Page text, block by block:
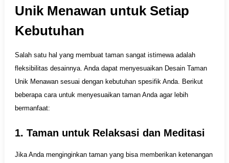
Unik Menawan untuk Setiap
Kebutuhan
Salah satu hal yang membuat taman sangat istimewa adalah
fleksibilitas desainnya. Anda dapat menyesuaikan Desain Taman
Unik Menawan sesuai dengan kebutuhan spesifik Anda. Berikut
beberapa cara untuk menyesuaikan taman Anda agar lebih
bermanfaat:
1. Taman untuk Relaksasi dan Meditasi
Jika Anda menginginkan taman yang bisa memberikan ketenangan